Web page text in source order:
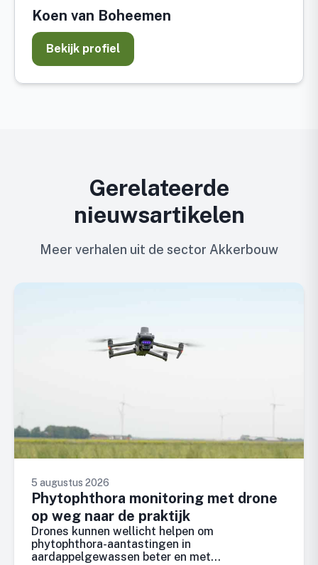
Koen van Boheemen
Bekijk profiel
Gerelateerde
nieuwsartikelen
Meer verhalen uit de sector Akkerbouw
5 augustus 2026
Phytophthora monitoring met drone
op weg naar de praktijk
Drones kunnen wellicht helpen om
phytophthora-aantastingen in
aardappelgewassen beter en met…